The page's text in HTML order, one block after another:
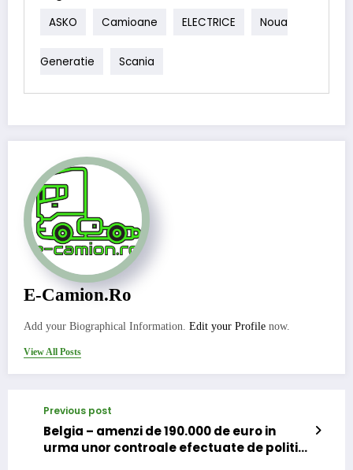
ASKO Camioane ELECTRICE Noua
Generatie Scania
E-Camion.ro
Add your Biographical Information. Edit your Profile now.
View All Posts
Previous post
Belgia – amenzi de 190.000 de euro in
urma unor controale efectuate de politie